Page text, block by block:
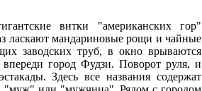
витки "американских гор"
ласкают мандариновые рощи и чайные
заводских труб, в окно врываются
город Фудзи. Поворот руля, и
Здесь все названия содержат